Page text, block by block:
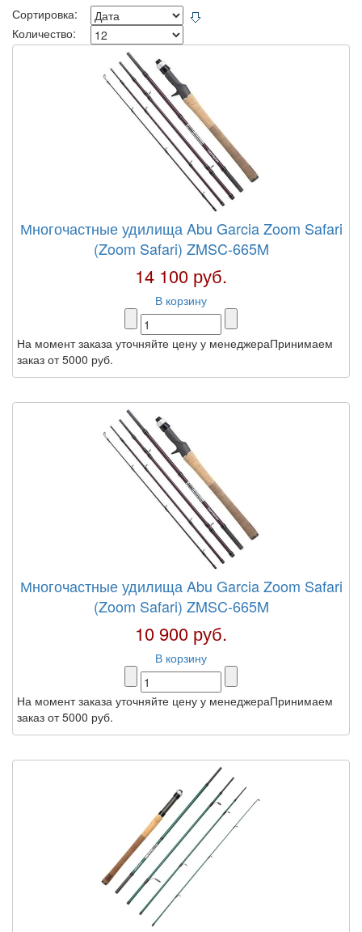
Сортировка:
Количество:
Многочастные удилища Abu Garcia Zoom Safari
(Zoom Safari) ZMSC-665M
14 100 руб.
В корзину
На момент заказа уточняйте цену у менеджераПринимаем
заказ от 5000 руб.
Многочастные удилища Abu Garcia Zoom Safari
(Zoom Safari) ZMSC-665M
10 900 руб.
В корзину
На момент заказа уточняйте цену у менеджераПринимаем
заказ от 5000 руб.